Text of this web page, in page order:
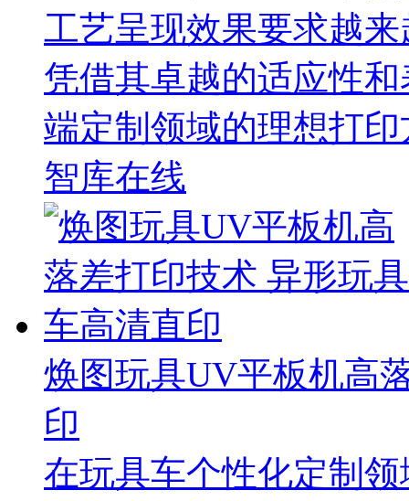
工艺呈现效果要求越
凭借其卓越的适应性
端定制领域的理想打
智库在线
焕图玩具UV平板机高
印
在玩具车个性化定制